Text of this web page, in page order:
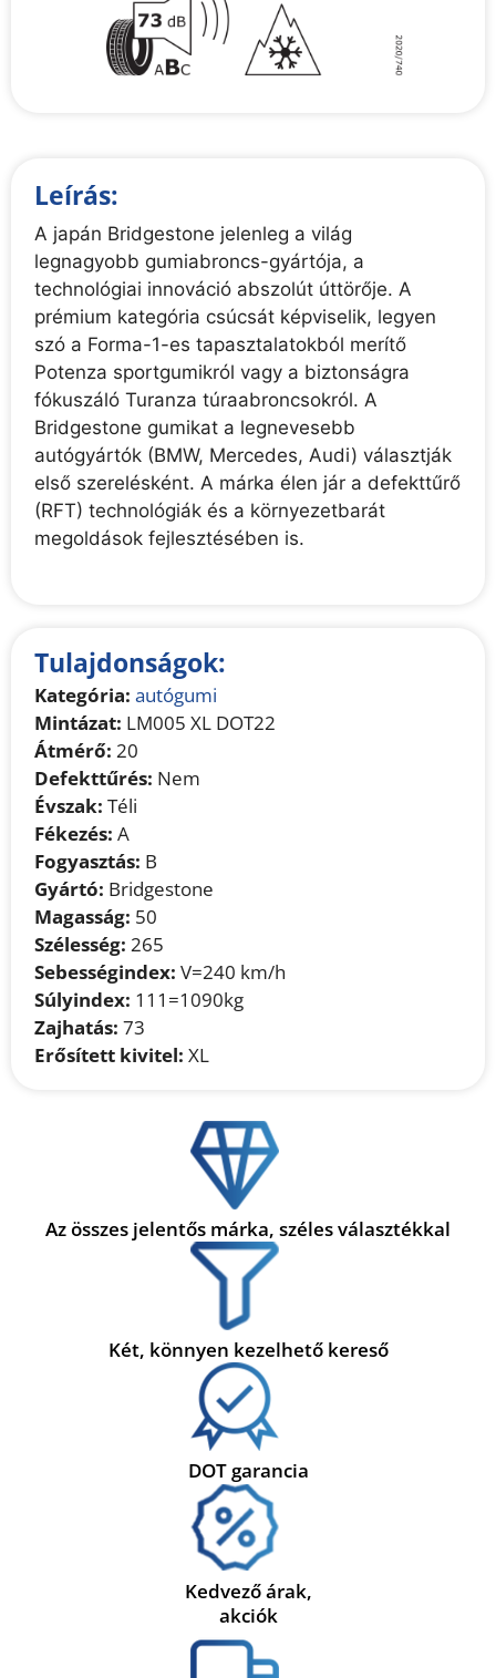
Leírás:
A japán Bridgestone jelenleg a világ
legnagyobb gumiabroncs-gyártója, a
technológiai innováció abszolút úttörője. A
prémium kategória csúcsát képviselik, legyen
szó a Forma-1-es tapasztalatokból merítő
Potenza sportgumikról vagy a biztonságra
fókuszáló Turanza túraabroncsokról. A
Bridgestone gumikat a legnevesebb
autógyártók (BMW, Mercedes, Audi) választják
első szerelésként. A márka élen jár a defekttűrő
(RFT) technológiák és a környezetbarát
megoldások fejlesztésében is.
Tulajdonságok:
Kategória: autógumi
Mintázat: LM005 XL DOT22
Átmérő: 20
Defekttűrés: Nem
Évszak: Téli
Fékezés: A
Fogyasztás: B
Gyártó: Bridgestone
Magasság: 50
Szélesség: 265
Sebességindex: V=240 km/h
Súlyindex: 111=1090kg
Zajhatás: 73
Erősített kivitel: XL
Az összes jelentős márka, széles választékkal
Két, könnyen kezelhető kereső
DOT garancia
Kedvező árak,
akciók